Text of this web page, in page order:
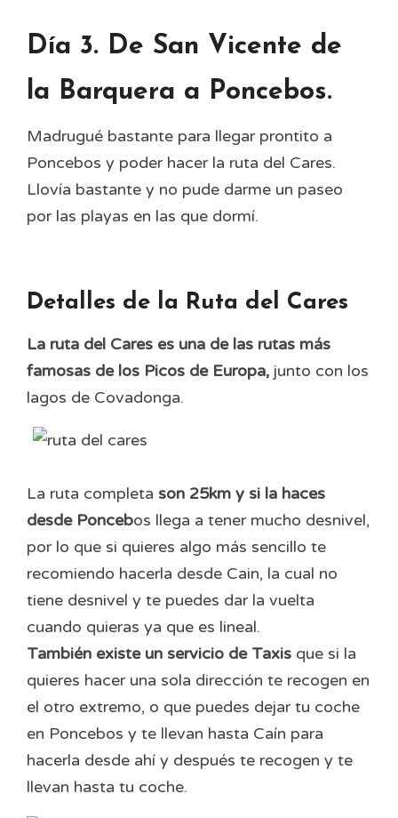
Día 3. De San Vicente de
la Barquera a Poncebos.
Madrugué bastante para llegar prontito a
Poncebos y poder hacer la ruta del Cares.
Llovía bastante y no pude darme un paseo
por las playas en las que dormí.
Detalles de la Ruta del Cares
La ruta del Cares es una de las rutas más
famosas de los Picos de Europa, junto con los
lagos de Covadonga.
La ruta completa son 25km y si la haces
desde Poncebos llega a tener mucho desnivel,
por lo que si quieres algo más sencillo te
recomiendo hacerla desde Cain, la cual no
tiene desnivel y te puedes dar la vuelta
cuando quieras ya que es lineal.
También existe un servicio de Taxis que si la
quieres hacer una sola dirección te recogen en
el otro extremo, o que puedes dejar tu coche
en Poncebos y te llevan hasta Caín para
hacerla desde ahí y después te recogen y te
llevan hasta tu coche.